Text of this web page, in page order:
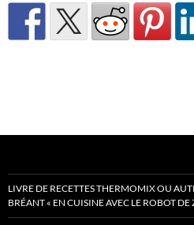
LIVRE DE RECETTES THERMOMIX OU
BRÉANT « EN CUISINE AVEC LE ROBOT DE